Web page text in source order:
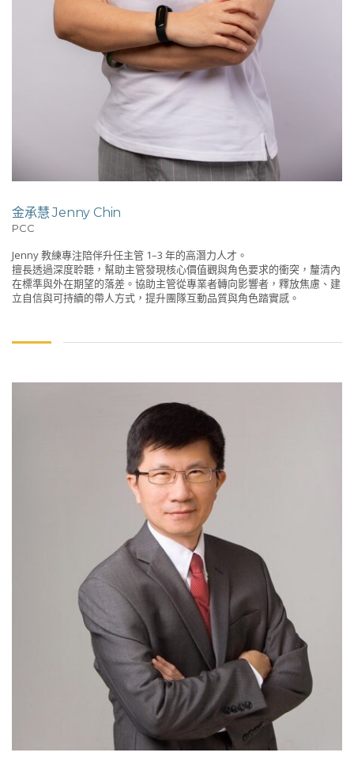
金承慧 Jenny Chin
PCC
Jenny 教練專注陪伴升任主管 1–3 年的高潛力人才。
擅長透過深度聆聽，幫助主管發現核心價值觀與角色要求的衝突，釐清內
在標準與外在期望的落差。協助主管從專業者轉向影響者，釋放焦慮、建
立自信與可持續的帶人方式，提升團隊互動品質與角色踏實感。